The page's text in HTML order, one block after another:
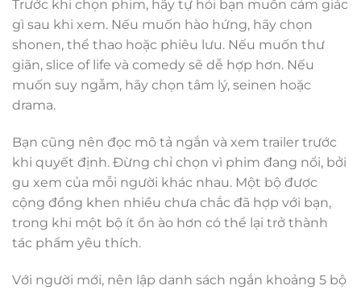
Trước khi chọn phim, hãy tự hỏi bạn muốn cảm giác
gì sau khi xem. Nếu muốn hào hứng, hãy chọn
shonen, thể thao hoặc phiêu lưu. Nếu muốn thư
giãn, slice of life và comedy sẽ dễ hợp hơn. Nếu
muốn suy ngẫm, hãy chọn tâm lý, seinen hoặc
drama.
Bạn cũng nên đọc mô tả ngắn và xem trailer trước
khi quyết định. Đừng chỉ chọn vì phim đang nổi, bởi
gu xem của mỗi người khác nhau. Một bộ được
cộng đồng khen nhiều chưa chắc đã hợp với bạn,
trong khi một bộ ít ồn ào hơn có thể lại trở thành
tác phẩm yêu thích.
Với người mới, nên lập danh sách ngắn khoảng 5 bộ